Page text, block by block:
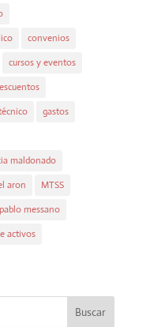
convenios
cursos y eventos
gastos
maldonado
aron
MTSS
pablo messano
activos